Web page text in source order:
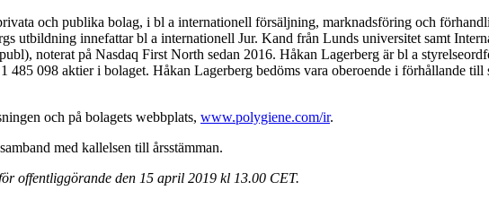
och publika bolag, i bl a internationell försäljning, marknadsföring och
utbildning innefattar bl a internationell Jur. Kand från Lunds universitet samt
noterat på Nasdaq First North sedan 2016. Håkan Lagerberg är bl a
098 aktier i bolaget. Håkan Lagerberg bedöms vara oberoende i förhållande till
och på bolagets webbplats, www.polygiene.com/ir.
med kallelsen till årsstämman.
offentliggörande den 15 april 2019 kl 13.00 CET.